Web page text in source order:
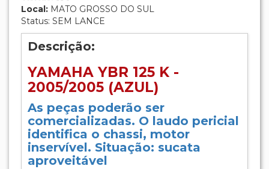
Local: MATO GROSSO DO SUL
Status: SEM LANCE
Descrição:
YAMAHA YBR 125 K -
2005/2005 (AZUL)
As peças poderão ser
comercializadas. O laudo pericial
identifica o chassi, motor
inservível. Situação: sucata
aproveitável